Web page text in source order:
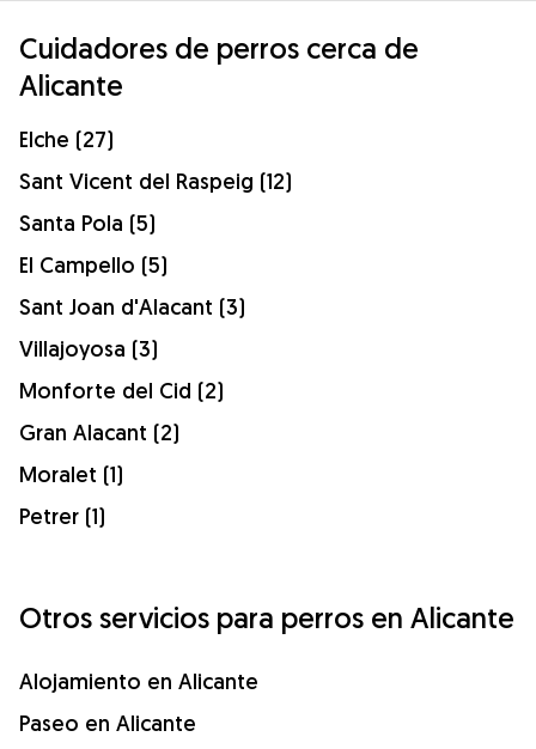
Cuidadores de perros cerca de
Alicante
Elche (27)
Sant Vicent del Raspeig (12)
Santa Pola (5)
El Campello (5)
Sant Joan d'Alacant (3)
Villajoyosa (3)
Monforte del Cid (2)
Gran Alacant (2)
Moralet (1)
Petrer (1)
Otros servicios para perros en Alicante
Alojamiento en Alicante
Paseo en Alicante